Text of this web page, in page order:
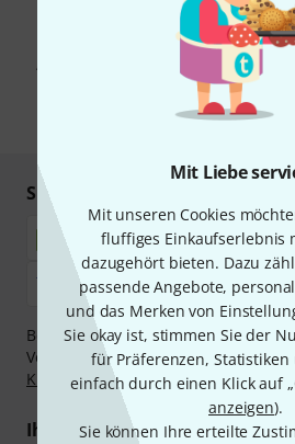
Mit Liebe
Mit unseren Cookies
fluffiges Einkaufserlebnis
dazugehört bieten. Dazu
passende Angebote,
und das Merken von
Sie okay ist, stimmen Sie der
für Präferenzen,
einfach durch einen Klick auf
anzeigen).
Sie können Ihre erteilte
Mit Klick auf „Jetzt anmelden“ stimmen
Werbung und einer Messung des E-Mail-
Abmeldung ist jederzeit möglich. Weitere
unseren
* Pflichtfeld
Sicher einkaufen & bezahlen
Bezahlen Sie vertraulich und
Vorkasse, PayPal, Amazon Pay,
Klarna Ratenzahlungoder
Ihre Vorteile